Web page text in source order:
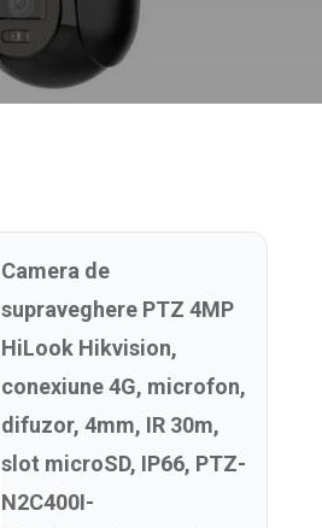
Camera de
supraveghere PTZ 4MP
HiLook Hikvision,
conexiune 4G, microfon,
difuzor, 4mm, IR 30m,
slot microSD, IP66, PTZ-
N2C400I-